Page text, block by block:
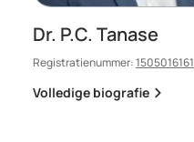
Dr. P.C. Tanase
Registratienummer:1505016161
Volledige biografie